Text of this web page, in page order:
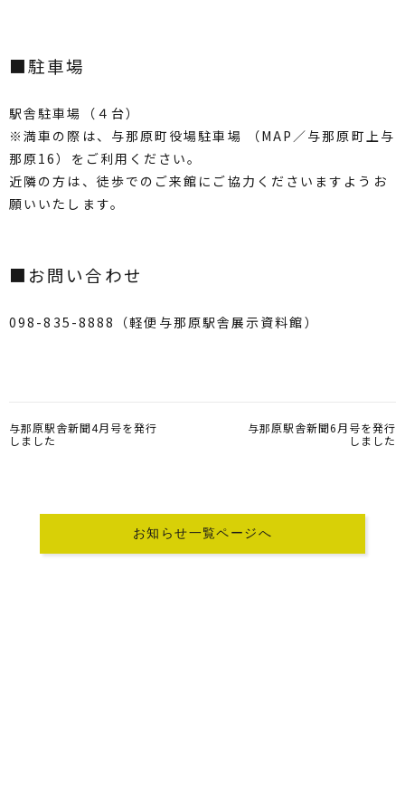
■駐車場
駅舎駐車場（４台）
※満車の際は、与那原町役場駐車場 （MAP ／与那原町上与
那原16）をご利用ください。
近隣の方は、徒歩でのご来館にご協力くださいますようお
願いいたします。
■お問い合わせ
098-835-8888（軽便与那原駅舎展示資料館）
与那原駅舎新聞4月号を発行
しました
与那原駅舎新聞6月号を発行
しました
お知らせ一覧ページへ